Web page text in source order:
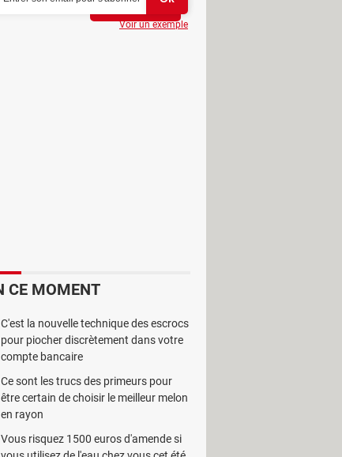
jardins. Il dispose de tous les
pour cette activité.
est utilisé pour un suivi
l’entretien du matériel et la
statistiques sur le matériel,
des matériels, etc.
Voir un exemple
CE MOMENT
C'est la nouvelle technique des escrocs
pour piocher discrètement dans votre
compte bancaire
Ce sont les trucs des primeurs pour
être certain de choisir le meilleur melon
en rayon
Vous risquez 1500 euros d'amende si